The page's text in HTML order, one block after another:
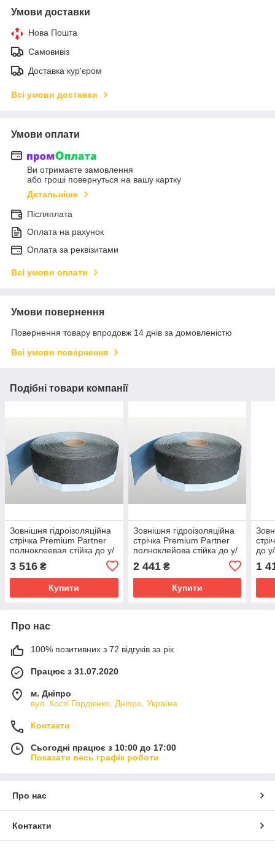
Умови доставки
Нова Пошта
Самовивіз
Доставка кур'єром
Всі умови доставки
Умови оплати
Ви отримаєте замовлення
або гроші повернуться на вашу картку
Детальніше
Післяплата
Оплата на рахунок
Оплата за реквізитами
Всі умови оплати
Умови повернення
Повернення товару впродовж 14 днів за домовленістю
Всі умови повернення
Подібні товари компанії
Зовнішня гідроізоляційна
стрічка Premium Partner
полноклеевая стійка до у/
ф шириною 150 мм рулон
25 м
3 516 ₴
Купити
Зовнішня гідроізоляційна
стрічка Premium Partner
полноклейова стійка до у/
ф шириною 100 мм рулон
25 м
2 441₴
Купити
до
1
Про нас
100% позитивних з 72 відгуків за рік
Працює з 31.07.2020
м. Дніпро
вул. Кості Гордієнко, Дніпро, Україна
Контакти
Сьогодні працює з 10:00 до 17:00
Показати весь графік роботи
Про нас
Контакти